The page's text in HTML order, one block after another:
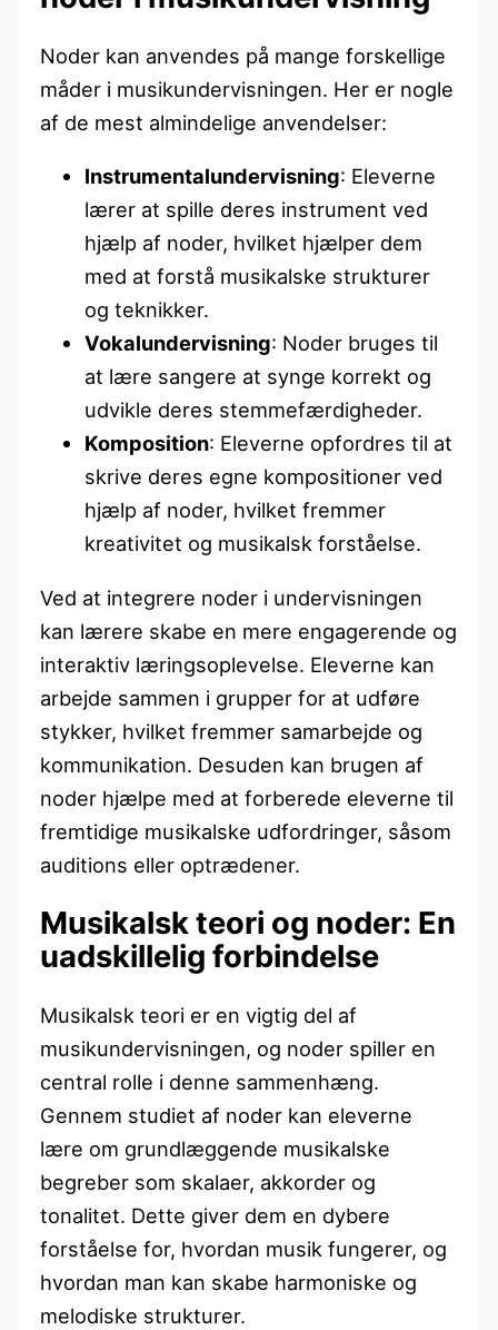
Noder kan anvendes på mange forskellige
måder i musikundervisningen. Her er nogle
af de mest almindelige anvendelser:
Instrumentalundervisning: Eleverne
lærer at spille deres instrument ved
hjælp af noder, hvilket hjælper dem
med at forstå musikalske strukturer
og teknikker.
Vokalundervisning: Noder bruges til
at lære sangere at synge korrekt og
udvikle deres stemmefærdigheder.
Komposition: Eleverne opfordres til at
skrive deres egne kompositioner ved
hjælp af noder, hvilket fremmer
kreativitet og musikalsk forståelse.
Ved at integrere noder i undervisningen
kan lærere skabe en mere engagerende og
interaktiv læringsoplevelse. Eleverne kan
arbejde sammen i grupper for at udføre
stykker, hvilket fremmer samarbejde og
kommunikation. Desuden kan brugen af
noder hjælpe med at forberede eleverne til
fremtidige musikalske udfordringer, såsom
auditions eller optrædener.
Musikalsk teori og noder: En
uadskillelig forbindelse
Musikalsk teori er en vigtig del af
musikundervisningen, og noder spiller en
central rolle i denne sammenhæng.
Gennem studiet af noder kan eleverne
lære om grundlæggende musikalske
begreber som skalaer, akkorder og
tonalitet. Dette giver dem en dybere
forståelse for, hvordan musik fungerer, og
hvordan man kan skabe harmoniske og
melodiske strukturer.